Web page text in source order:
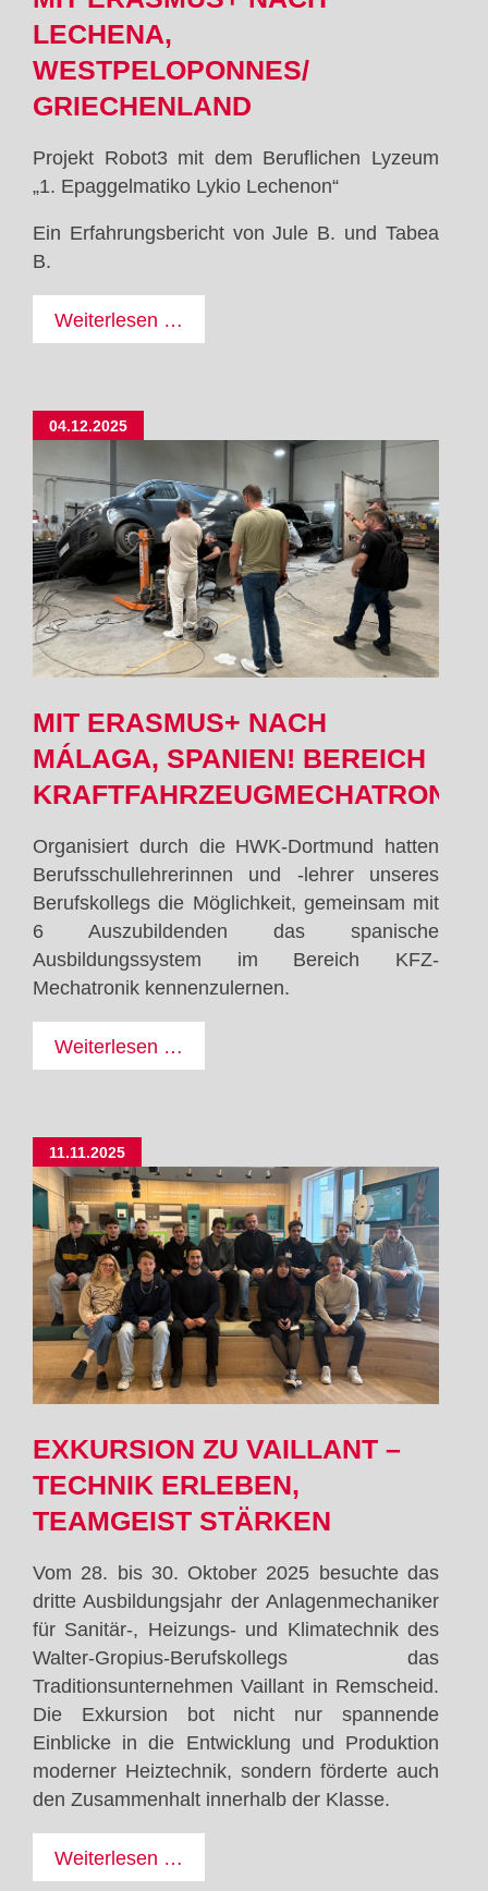
LECHENA,
WESTPELOPONNES/
GRIECHENLAND
Projekt Robot3 mit dem Beruflichen Lyzeum
„1. Epaggelmatiko Lykio Lechenon“
Ein Erfahrungsbericht von Jule B. und Tabea
B.
Weiterlesen …
Erasmus+
Griechenland
04.12.2025
MIT ERASMUS+ NACH
MÁLAGA, SPANIEN! BEREICH
KRAFTFAHRZEUGMECHATRONIK
Organisiert durch die HWK-Dortmund hatten
Berufsschullehrerinnen und -lehrer unseres
Berufskollegs die Möglichkeit, gemeinsam mit
6 Auszubildenden das spanische
Ausbildungssystem im Bereich KFZ-
Mechatronik kennenzulernen.
Weiterlesen …
Erasmus+
Bereich
Kraftfahrzeugmechatronik
11.11.2025
EXKURSION ZU VAILLANT –
TECHNIK ERLEBEN,
TEAMGEIST STÄRKEN
Vom 28. bis 30. Oktober 2025 besuchte das
dritte Ausbildungsjahr der Anlagenmechaniker
für Sanitär-, Heizungs- und Klimatechnik des
Walter-Gropius-Berufskollegs das
Traditionsunternehmen Vaillant in Remscheid.
Die Exkursion bot nicht nur spannende
Einblicke in die Entwicklung und Produktion
moderner Heiztechnik, sondern förderte auch
den Zusammenhalt innerhalb der Klasse.
Weiterlesen …
zu